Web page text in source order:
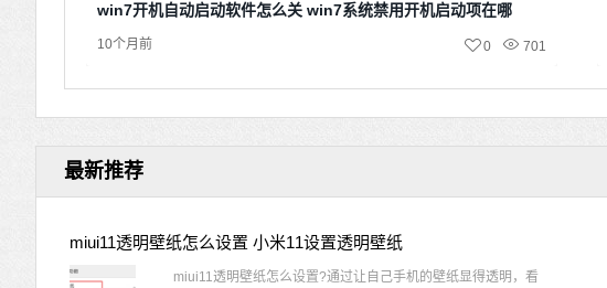
win7开机自动启动软件怎么关 win7系统禁用开机启动项在哪
10个月前 701
0
最新推荐
miui11透明壁纸怎么设置 小米11设置透明壁纸
miui11透明壁纸怎么设置?通过让自己手机的壁纸显得透明，看